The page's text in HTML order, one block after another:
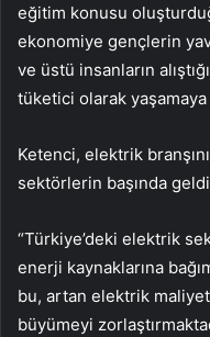
eğitim konusu
ekonomiye gençlerin
ve üstü insanların
tüketici olarak yaşamaya
Ketenci, elektrik
sektörlerin başında
“Türkiye’deki elektrik
enerji kaynaklarına
bu, artan elektrik
büyümeyi